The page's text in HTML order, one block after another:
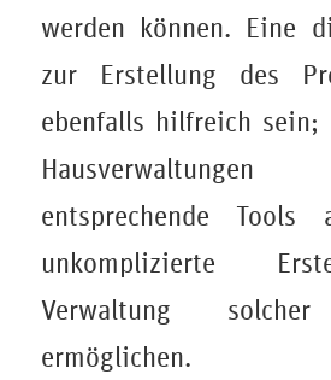
werden können. Eine
zur Erstellung des
ebenfalls hilfreich sein;
entsprechende
unkomplizierte
Verwaltung solcher
ermöglichen.